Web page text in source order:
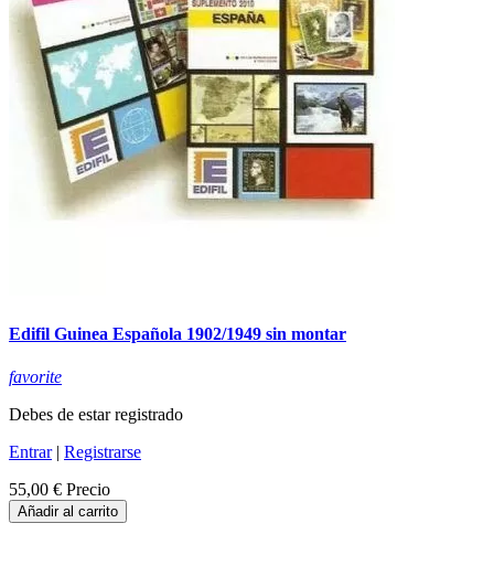
Edifil Guinea Española 1902/1949 sin montar
favorite
Debes de estar registrado
Entrar| Registrarse
55,00 € Precio
Añadir al carrito